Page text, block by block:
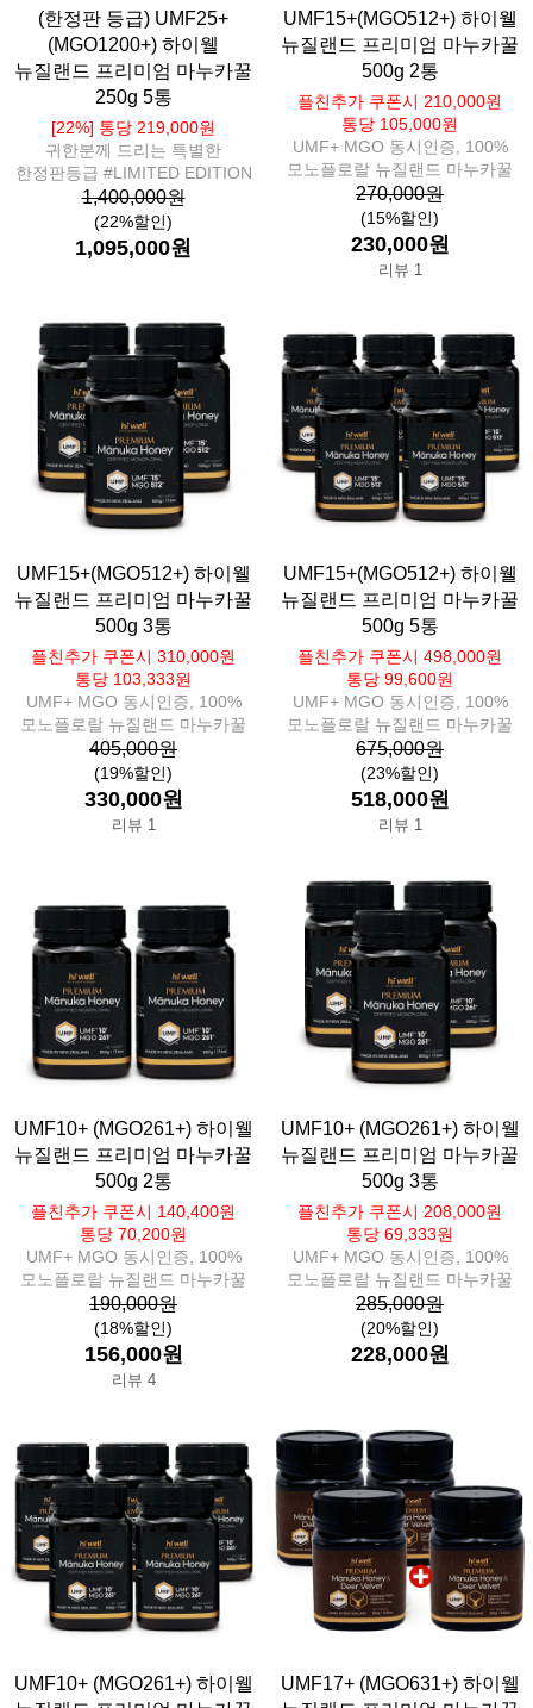
(한정판 등급) UMF25+
(MGO1200+) 하이웰
뉴질랜드 프리미엄 마누카꿀
250g 5통
[22%] 통당 219,000원
귀한분께 드리는 특별한
한정판등급 #LIMITED EDITION
1,400,000원
(22%할인)
1,095,000원
UMF15+(MGO512+) 하이웰
뉴질랜드 프리미엄 마누카꿀
500g 2통
플친추가 쿠폰시 210,000원
통당 105,000원
UMF+ MGO 동시인증, 100%
모노플로랄 뉴질랜드 마누카꿀
270,000원
(15%할인)
230,000원
리뷰 1
UMF15+(MGO512+) 하이웰
뉴질랜드 프리미엄 마누카꿀
500g 3통
플친추가 쿠폰시 310,000원
통당 103,333원
UMF+ MGO 동시인증, 100%
모노플로랄 뉴질랜드 마누카꿀
405,000원
(19%할인)
330,000원
리뷰 1
UMF15+(MGO512+) 하이웰
뉴질랜드 프리미엄 마누카꿀
500g 5통
플친추가 쿠폰시 498,000원
통당 99,600원
UMF+ MGO 동시인증, 100%
모노플로랄 뉴질랜드 마누카꿀
675,000원
(23%할인)
518,000원
리뷰 1
UMF10+ (MGO261+) 하이웰
뉴질랜드 프리미엄 마누카꿀
500g 2통
플친추가 쿠폰시 140,400원
통당 70,200원
UMF+ MGO 동시인증, 100%
모노플로랄 뉴질랜드 마누카꿀
190,000원
(18%할인)
156,000원
리뷰 4
UMF10+ (MGO261+) 하이웰
뉴질랜드 프리미엄 마누카꿀
500g 3통
플친추가 쿠폰시 208,000원
통당 69,333원
UMF+ MGO 동시인증, 100%
모노플로랄 뉴질랜드 마누카꿀
285,000원
(20%할인)
228,000원
UMF10+ (MGO261+) 하이웰
UMF17+ (MGO631+) 하이웰